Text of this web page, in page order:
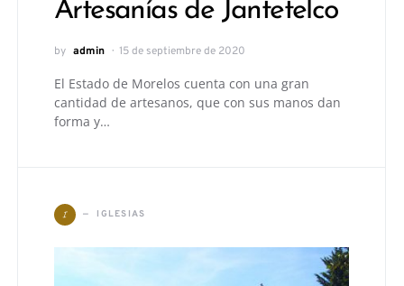
Artesanías de Jantetelco
by admin 15 de septiembre de 2020
El Estado de Morelos cuenta con una gran
cantidad de artesanos, que con sus manos dan
forma y…
I IGLESIAS